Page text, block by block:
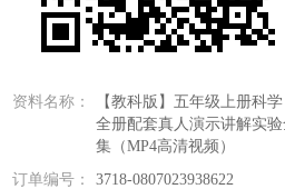
资料名称：
【教科版】五年级上册科学
全册配套真人演示讲解实验
集（MP4高清视频）
订单编号：
3718-0807023938622